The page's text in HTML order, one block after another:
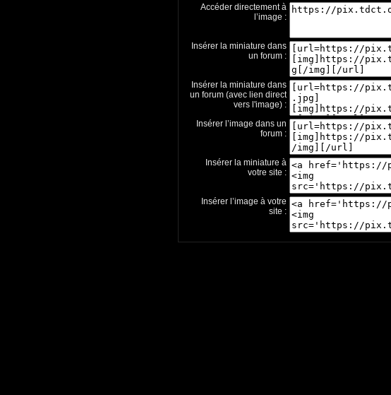
Accéder directement à
l’image :
Insérer la miniature dans
un forum :
Insérer la miniature dans
un forum (avec lien direct
vers l'image) :
Insérer l’image dans un
forum :
Insérer la miniature à
votre site :
Insérer l’image à votre
site :